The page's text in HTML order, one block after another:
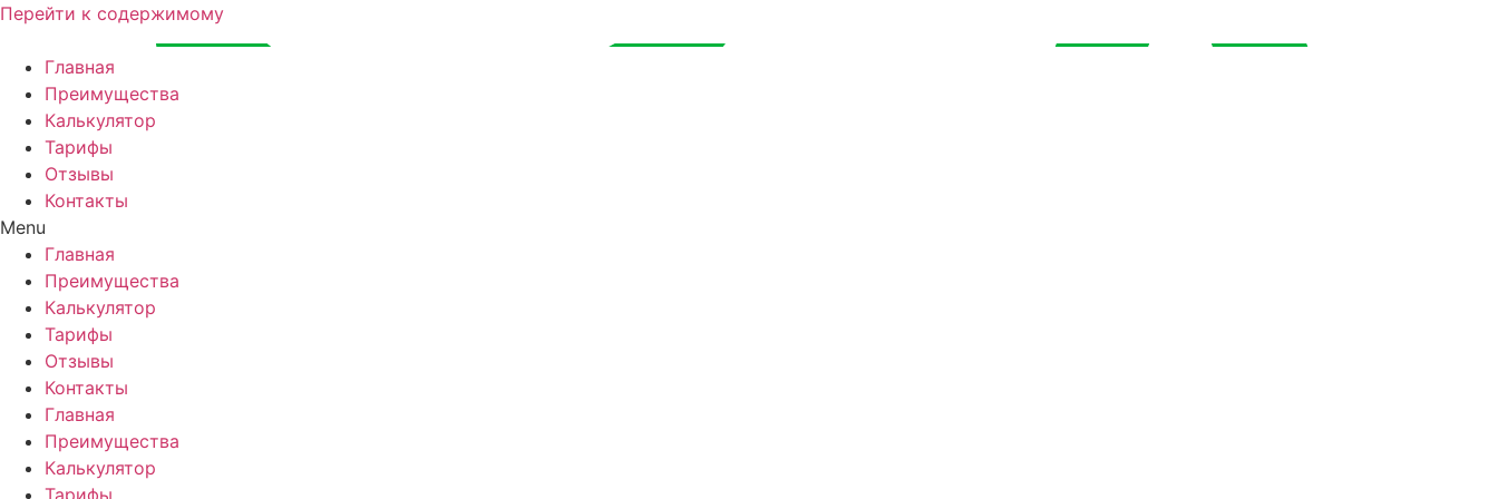
Перейти к содержимому
Главная
Преимущества
Калькулятор
Тарифы
Отзывы
Контакты
Menu
Главная
Преимущества
Калькулятор
Тарифы
Отзывы
Контакты
Главная
Преимущества
Калькулятор
Тарифы